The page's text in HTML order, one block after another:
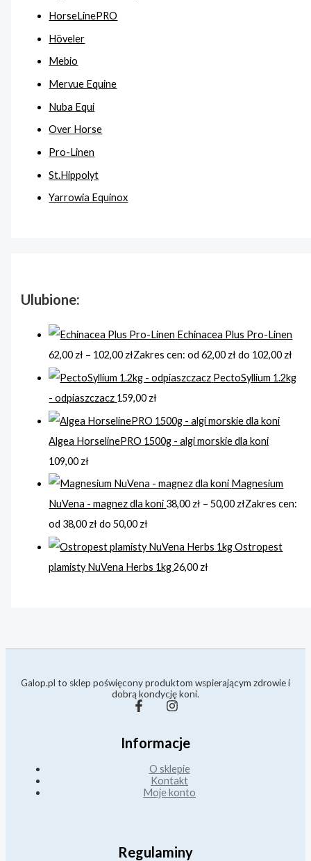
HorseLinePRO
Höveler
Mebio
Mervue Equine
Nuba Equi
Over Horse
Pro-Linen
St.Hippolyt
Yarrowia Equinox
Ulubione:
Echinacea Plus Pro-Linen
62,00 zł – 102,00 złZakres cen: od 62,00 zł do 102,00 zł
PectoSyllium 1.2kg
- odpiaszczacz 159,00 zł
Algea HorselinePRO 1500g - algi morskie dla koni
109,00 zł
Magnesium
NuVena - magnez dla koni 38,00 zł – 50,00 złZakres cen:
od 38,00 zł do 50,00 zł
Ostropest
plamisty NuVena Herbs 1kg 26,00 zł
Galop.pl to sklep poświęcony produktom wspierającym zdrowie i
dobrą kondycję koni.
Informacje
O sklepie
Kontakt
Moje konto
Regulaminy